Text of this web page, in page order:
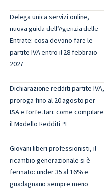
Delega unica servizi online,
nuova guida dell’Agenzia delle
Entrate: cosa devono fare le
partite IVA entro il 28 febbraio
2027
Dichiarazione redditi partite IVA,
proroga fino al 20 agosto per
ISA e forfettari: come compilare
il Modello Redditi PF
Giovani liberi professionisti, il
ricambio generazionale si è
fermato: under 35 al 16% e
guadagnano sempre meno